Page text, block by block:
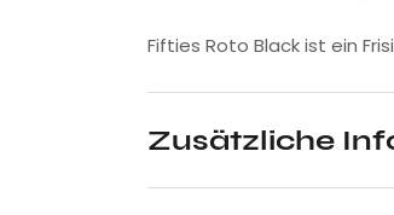
Fifties Roto Black ist ein
Zusätzliche